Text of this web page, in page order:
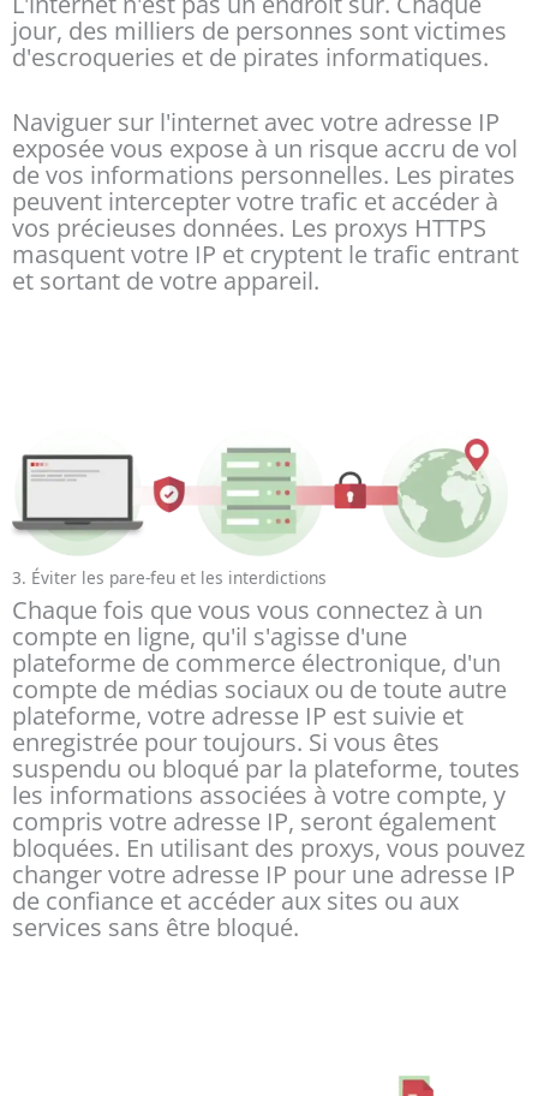
jour, des milliers de personnes sont victimes
d'escroqueries et de pirates informatiques.
Naviguer sur l'internet avec votre adresse IP
exposée vous expose à un risque accru de vol
de vos informations personnelles. Les pirates
peuvent intercepter votre trafic et accéder à
vos précieuses données. Les proxys HTTPS
masquent votre IP et cryptent le trafic entrant
et sortant de votre appareil.
3. Éviter les pare-feu et les interdictions
Chaque fois que vous vous connectez à un
compte en ligne, qu'il s'agisse d'une
plateforme de commerce électronique, d'un
compte de médias sociaux ou de toute autre
plateforme, votre adresse IP est suivie et
enregistrée pour toujours. Si vous êtes
suspendu ou bloqué par la plateforme, toutes
les informations associées à votre compte, y
compris votre adresse IP, seront également
bloquées. En utilisant des proxys, vous pouvez
changer votre adresse IP pour une adresse IP
de confiance et accéder aux sites ou aux
services sans être bloqué.